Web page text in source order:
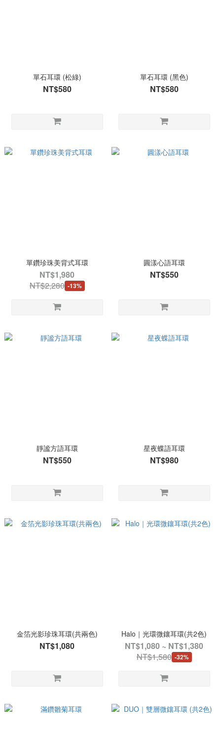
單石耳環 (松綠)
NT$580
單石耳環 (黑色)
NT$580
單鑽珍珠美背式耳環
NT$1,980
NT$2,280 -13%
圓漾心語耳環
NT$550
靜謐方語耳環
NT$550
星夜蝶語耳環
NT$980
金箔光影珍珠耳環(共兩色)
NT$1,080
Halo｜光環微鑲耳環(共2色)
NT$1,080 ~ NT$1,380
NT$1,580 -32%